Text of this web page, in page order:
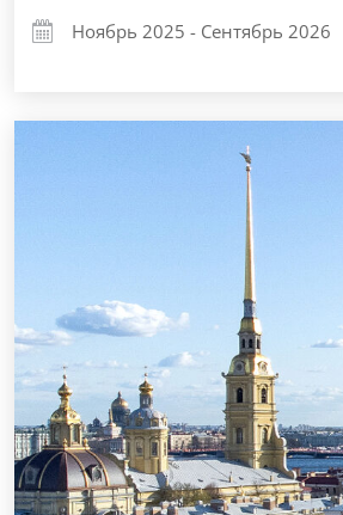
Ноябрь 2025 - Сентябрь 2026